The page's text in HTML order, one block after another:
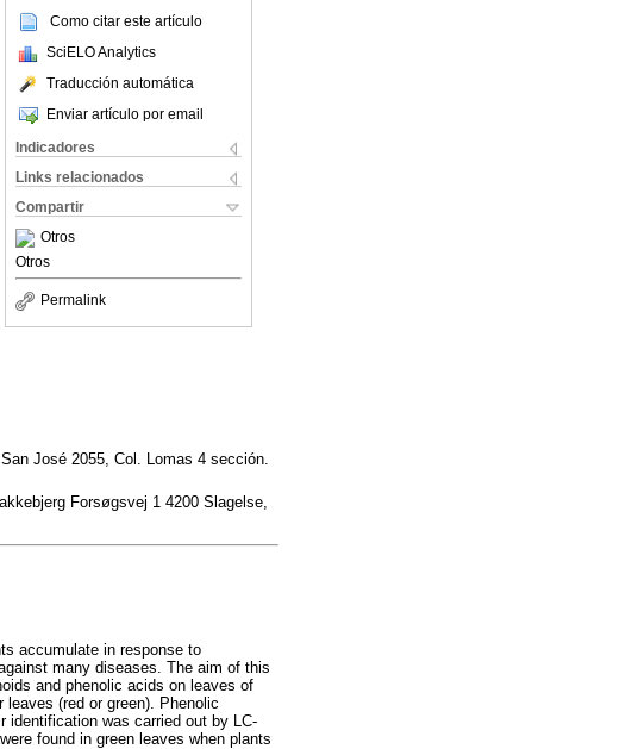
Como citar este artículo
SciELO Analytics
Traducción automática
Enviar artículo por email
Indicadores
Links relacionados
Compartir
Otros
Otros
Permalink
José 2055, Col. Lomas 4 sección.
Forsøgsvej 1 4200 Slagelse,
accumulate in response to
many diseases. The aim of this
and phenolic acids on leaves of
leaves (red or green). Phenolic
identification was carried out by LC-
found in green leaves when plants